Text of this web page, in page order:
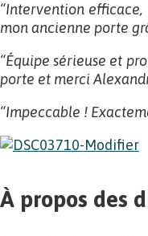
“Intervention efficace,
mon ancienne porte
“Équipe sérieuse et
porte et merci
“Impeccable !
À propos des